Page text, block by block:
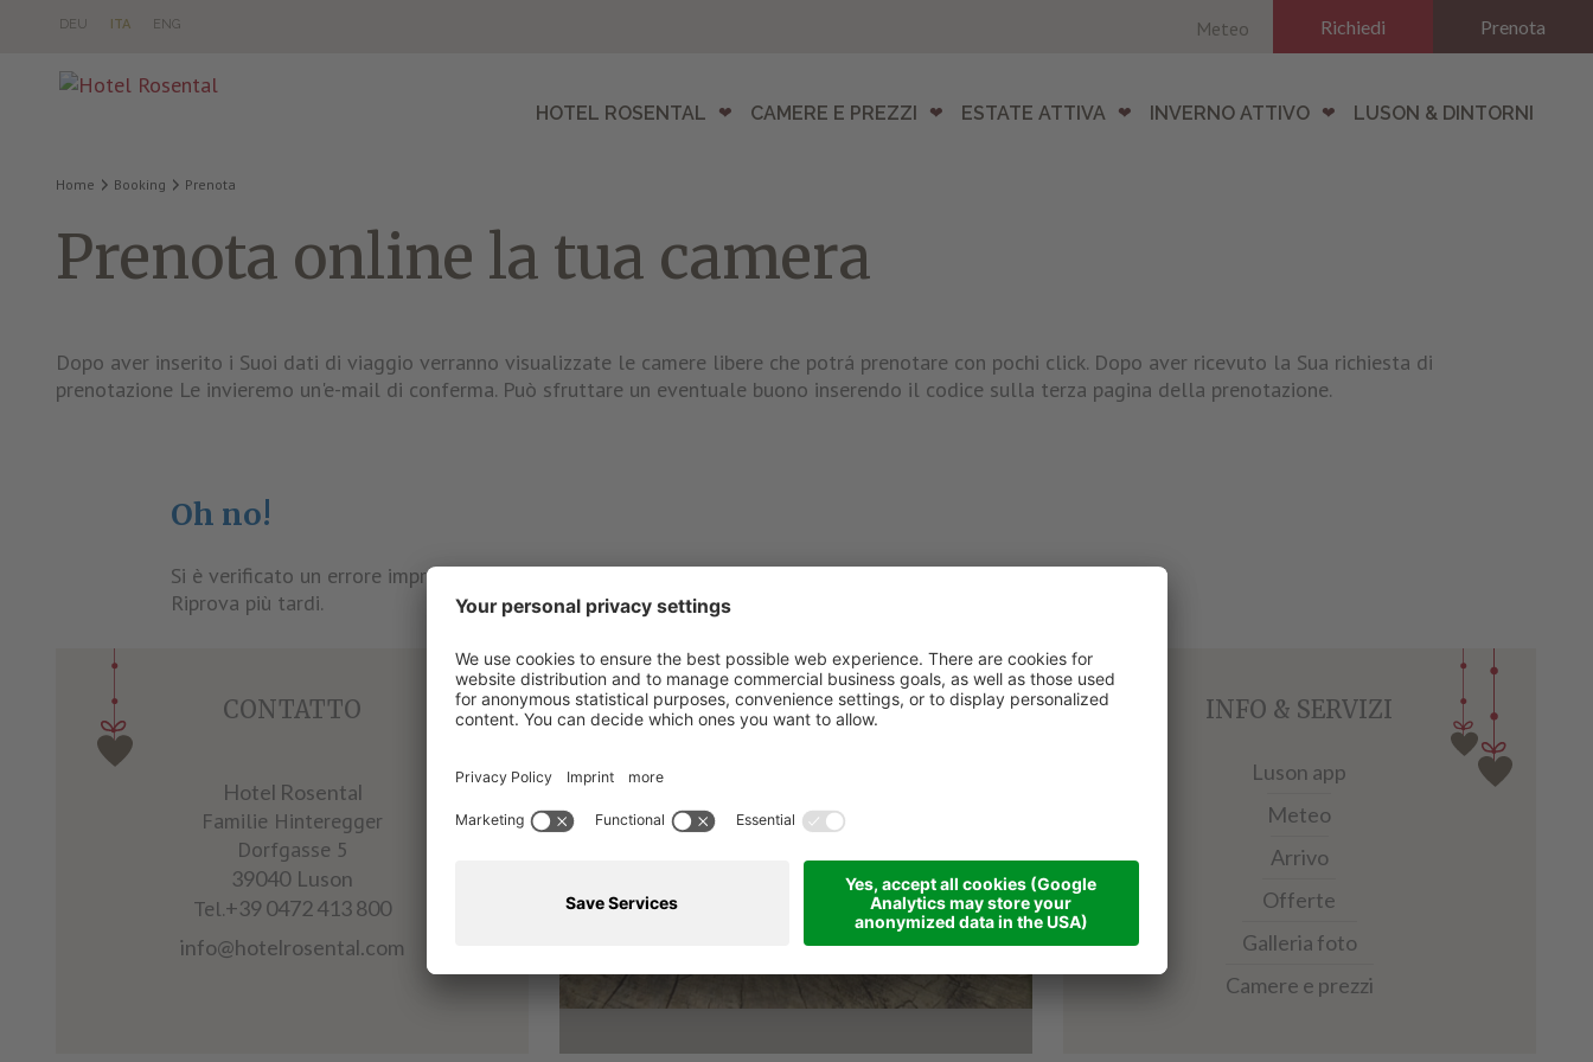
DEU ITA ENG Richiedi Prenota
Meteo
HOTEL ROSENTAL CAMERE E PREZZI ESTATE ATTIVA INVERNO ATTIVO LUSON & DINTORNI
Home Booking Prenota
Prenota online la tua camera
Dopo aver inserito i Suoi dati di viaggio verranno visualizzate le camere libere che potrá prenotare con pochi click. Dopo aver ricevuto la Sua richiesta di
prenotazione Le invieremo un'e-mail di conferma. Può sfruttare un eventuale buono inserendo il codice sulla terza pagina della prenotazione.
Oh no!
Si è verificato un errore imprevisto durante il caricamento del widget di prenotazione.
Riprova più tardi.
CONTATTO
Hotel Rosental
Familie Hinteregger
Dorfgasse 5
39040 Luson
Tel.+39 0472 413 800
info@hotelrosental.com
BUONO - REGALARE AMORE INFO & SERVIZI
Luson app
Meteo
Arrivo
Offerte
Galleria foto
Camere e prezzi